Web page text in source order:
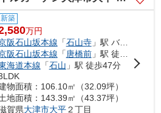
新築
万円
阪石山坂本線 「石山寺」駅 バス12分 「石山団地（滋賀県）」 停歩2分
阪石山坂本線 「唐橋前」駅 徒歩43分
海道本線 「石山 」駅 徒歩47分
物面積：106.10㎡（32.09坪）
地面積：143.39㎡（43.37坪）
賀県大津市大平２丁目